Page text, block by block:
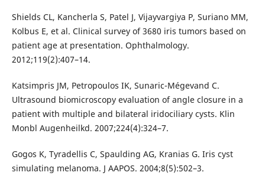
Shields CL, Kancherla S, Patel J, Vijayvargiya P, Suriano MM,
Kolbus E, et al. Clinical survey of 3680 iris tumors based on
patient age at presentation. Ophthalmology.
2012;119(2):407–14.
Katsimpris JM, Petropoulos IK, Sunaric-Mégevand C.
Ultrasound biomicroscopy evaluation of angle closure in a
patient with multiple and bilateral iridociliary cysts. Klin
Monbl Augenheilkd. 2007;224(4):324–7.
Gogos K, Tyradellis C, Spaulding AG, Kranias G. Iris cyst
simulating melanoma. J AAPOS. 2004;8(5):502–3.